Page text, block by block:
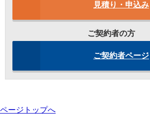
見積り・申込み
ご契約者の方
ご契約者ページ
ページトップへ